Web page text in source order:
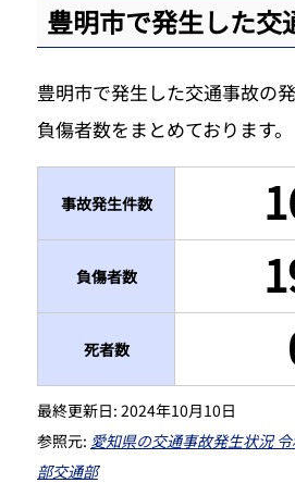
豊明市で発生した交
豊明市で発生した交通事故の
負傷者数をまとめております。
事故発生件数
負傷者数
死者数
最終更新日: 2024年10月10日
参照元: 愛知県の交通事故発生状況
部交通部